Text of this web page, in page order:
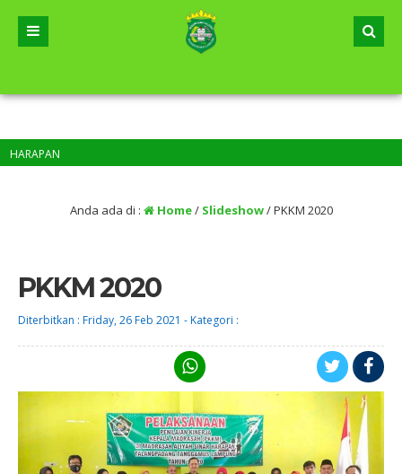
Anda ada di : Home/ Slideshow/PKKM 2020
PKKM 2020
Diterbitkan : Friday, 26 Feb 2021 - Kategori :